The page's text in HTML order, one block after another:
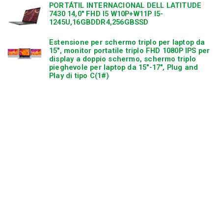
PORTÁTIL INTERNACIONAL DELL LATITUDE
7430 14,0″ FHD I5 W10P+W11P I5-
1245U,16GBDDR4,256GBSSD
Estensione per schermo triplo per laptop da
15″, monitor portatile triplo FHD 1080P IPS per
display a doppio schermo, schermo triplo
pieghevole per laptop da 15″-17″, Plug and
Play di tipo C(1#)